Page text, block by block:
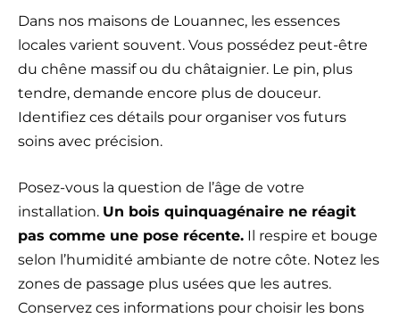
Dans nos maisons de Louannec, les essences
locales varient souvent. Vous possédez peut-être
du chêne massif ou du châtaignier. Le pin, plus
tendre, demande encore plus de douceur.
Identifiez ces détails pour organiser vos futurs
soins avec précision.
Posez-vous la question de l’âge de votre
installation. Un bois quinquagénaire ne réagit
pas comme une pose récente. Il respire et bouge
selon l’humidité ambiante de notre côte. Notez les
zones de passage plus usées que les autres.
Conservez ces informations pour choisir les bons